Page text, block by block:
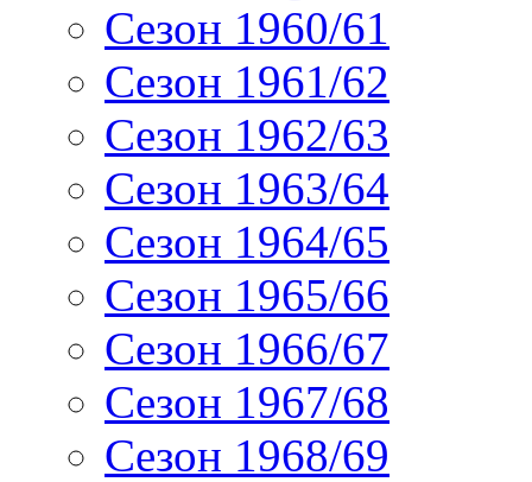
Сезон 1960/61
Сезон 1961/62
Сезон 1962/63
Сезон 1963/64
Сезон 1964/65
Сезон 1965/66
Сезон 1966/67
Сезон 1967/68
Сезон 1968/69